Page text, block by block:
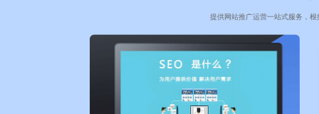
提供网站推广运营一站式服务，